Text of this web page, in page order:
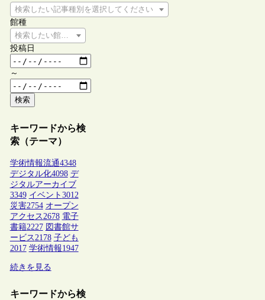
検索したい記事種別を選択してください
館種
検索したい館種を選択してください
投稿日
～
検索
キーワードから検
索（テーマ）
学術情報流通4348
デジタル化4098 デ
ジタルアーカイブ
3349 イベント 3012
災害2754 オープン
アクセス 2678 電子
書籍2227 図書館サ
ービス 2178 子ども
2017 学術情報1947
続きを見る
キーワードから検